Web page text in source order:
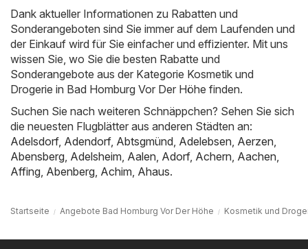
Dank aktueller Informationen zu Rabatten und
Sonderangeboten sind Sie immer auf dem Laufenden und
der Einkauf wird für Sie einfacher und effizienter. Mit uns
wissen Sie, wo Sie die besten Rabatte und
Sonderangebote aus der Kategorie Kosmetik und
Drogerie in Bad Homburg Vor Der Höhe finden.
Suchen Sie nach weiteren Schnäppchen? Sehen Sie sich
die neuesten Flugblätter aus anderen Städten an:
Adelsdorf, Adendorf, Abtsgmünd, Adelebsen, Aerzen,
Abensberg, Adelsheim, Aalen, Adorf, Achern, Aachen,
Affing, Abenberg, Achim, Ahaus.
Startseite Angebote Bad Homburg Vor Der Höhe Kosmetik und